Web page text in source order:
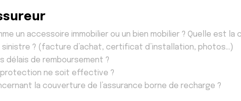
un accessoire immobilier ou un bien mobilier ? Quelle est
? (facture d’achat, certificat d’installation, photos…)
délais de remboursement ?
protection ne soit effective ?
la couverture de l’assurance borne de recharge ?